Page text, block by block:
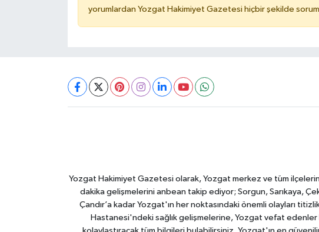
yorumlardan Yozgat Hakimiyet Gazetesi hiçbir şekilde
Yozgat Hakimiyet Gazetesi olarak, Yozgat merkez ve tüm
dakika gelişmelerini anbean takip ediyor; Sorgun, Sarıkaya,
Çandır’a kadar Yozgat'ın her noktasındaki önemli olayları
Hastanesi'ndeki sağlık gelişmelerine, Yozgat vefat edenler